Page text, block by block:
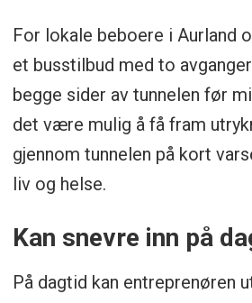
For lokale beboere i Aurland
et busstilbud med to
begge sider av tunnelen før
det være mulig å få fram
gjennom tunnelen på kort
liv og helse.
Kan snevre inn på
På dagtid kan entreprenøren